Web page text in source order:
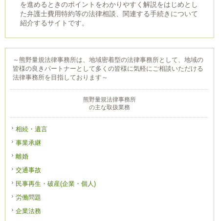
～熊野量規法律事務所は、地域密着型の法律事務所として、地域の
皆様の良きパートナーとして多くの皆様に気軽にご相談いただける
法律事務所を目指しております～
熊野量規法律事務所
の主な取扱業務
相続・遺言
事業承継
離婚
交通事故
民事再生・破産(企業・個人)
労働問題
企業法務
を進めるときのポイントをわかりやすく解説をはじめとし
た弁護士費用特約等の法律相談、関連する手続きについて
紹介するサイトです。